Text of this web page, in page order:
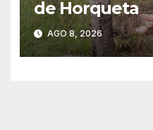
de Horqueta
AGO 8, 2026